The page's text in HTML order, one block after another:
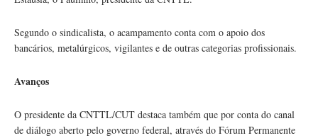
Segundo o sindicalista, o acampamento conta com o apoio dos
bancários, metalúrgicos, vigilantes e de outras categorias profissionais.
Avanços
O presidente da CNTTL/CUT destaca também que por conta do canal
de diálogo aberto pelo governo federal, através do Fórum Permanente